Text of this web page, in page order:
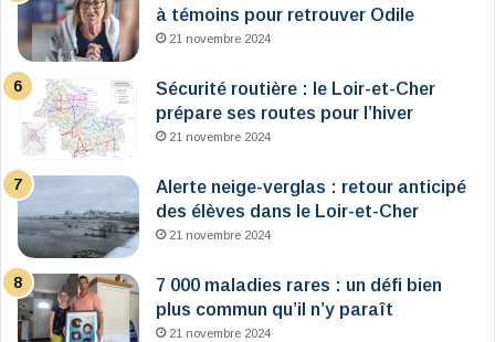
à témoins pour retrouver Odile
21 novembre 2024
Sécurité routière : le Loir-et-Cher
prépare ses routes pour l’hiver
21 novembre 2024
Alerte neige-verglas : retour anticipé
des élèves dans le Loir-et-Cher
21 novembre 2024
7 000 maladies rares : un défi bien
plus commun qu’il n’y paraît
21 novembre 2024